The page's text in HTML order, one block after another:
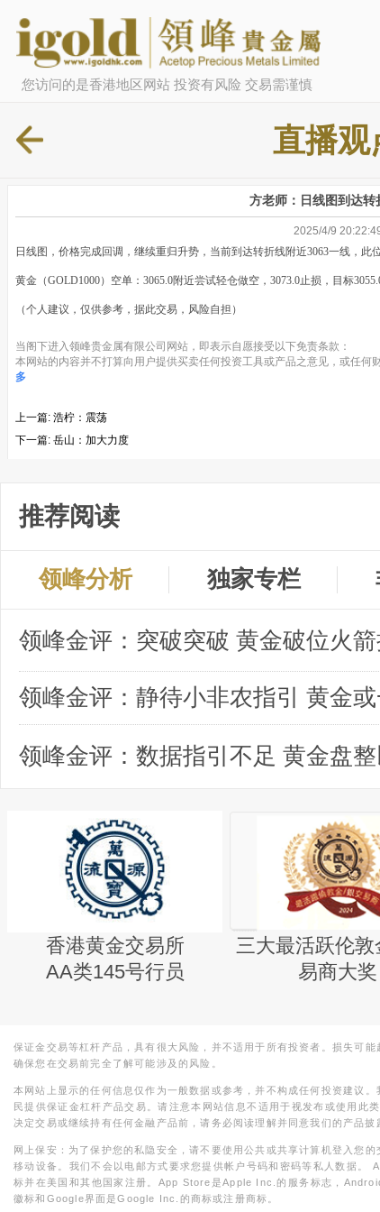
您访问的是香港地区网站 投资有风险 交易需谨慎
直播观
方老师：日线图到达转
2025/4/9
日线图，价格完成回调，继续重归升势，当前到达转折线附近3063一线，此
黄金（GOLD1000）空单：3065.0附近尝试轻仓做空，3073.0止损，目标
（个人建议，仅供参考，据此交易，风险自担）
当阁下进入领峰贵金属有限公司网站，即表示自愿接受以下免责条款：
本网站的内容并不打算向用户提供买卖任何投资工具或产品之意见，或任何
多
上一篇: 浩柠：震荡
下一篇: 岳山：加大力度
推荐阅读
领峰分析 独家专栏
领峰金评：突破突破 黄金破位火
领峰金评：数据指引不足 黄金盘
香港黄金交易所
AA类145号行员
三大最活跃伦敦
易商大奖
保证金交易等杠杆产品，具有很大风险，并不适用于所有投资者。损失可
确保您在交易前完全了解可能涉及的风险。
本网站上显示的任何信息仅作为一般数据或参考，并不构成任何投资建议
民提供保证金杠杆产品交易。请注意本网站信息不适用于视发布或使用此
决定交易或继续持有任何金融产品前，请务必阅读理解并同意我们的产品披
网上保安：为了保护您的私隐安全，请不要使用公共或共享计算机登入您
移动设备。我们不会以电邮方式要求您提供帐户号码和密码等私人数据
标并在美国和其他国家注册。App Store是Apple Inc.的服务标志，
徽标和Google界面是Google Inc.的商标或注册商标。